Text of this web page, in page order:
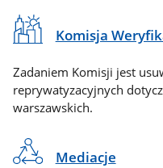
Komisja
Zadaniem Komisji jest
reprywatyzacyjnych
warszawskich.
Mediacje